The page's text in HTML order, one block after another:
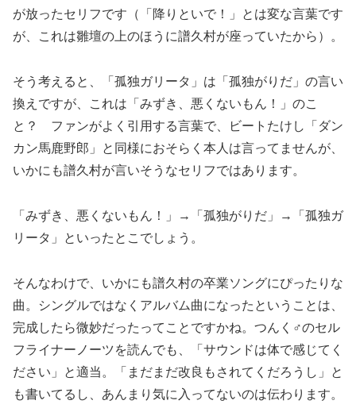
が放ったセリフです（「降りといで！」とは変な言葉です
が、これは雛壇の上のほうに譜久村が座っていたから）。
そう考えると、「孤独ガリータ」は「孤独がりだ」の言い
換えですが、これは「みずき、悪くないもん！」のこ
と？ ファンがよく引用する言葉で、ビートたけし「ダン
カン馬鹿野郎」と同様におそらく本人は言ってませんが、
いかにも譜久村が言いそうなセリフではあります。
「みずき、悪くないもん！」→「孤独がりだ」→「孤独ガ
リータ」といったとこでしょう。
そんなわけで、いかにも譜久村の卒業ソングにぴったりな
曲。シングルではなくアルバム曲になったということは、
完成したら微妙だったってことですかね。つんく♂のセル
フライナーノーツを読んでも、「サウンドは体で感じてく
ださい」と適当。「まだまだ改良もされてくだろうし」と
も書いてるし、あんまり気に入ってないのは伝わります。